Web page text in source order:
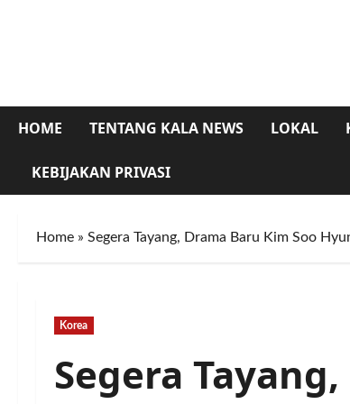
HOME TENTANG KALA NEWS LOKAL
KEBIJAKAN PRIVASI
Home » Segera Tayang, Drama Baru Kim Soo
Korea
Segera